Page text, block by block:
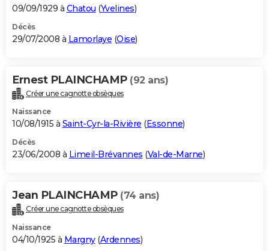
09/09/1929 à Chatou (Yvelines)
Décès
29/07/2008 à Lamorlaye (Oise)
Ernest PLAINCHAMP (92 ans)
Créer une cagnotte obsèques
Naissance
10/08/1915 à Saint-Cyr-la-Rivière (Essonne)
Décès
23/06/2008 à Limeil-Brévannes (Val-de-Marne)
Jean PLAINCHAMP (74 ans)
Créer une cagnotte obsèques
Naissance
04/10/1925 à Margny(Ardennes)